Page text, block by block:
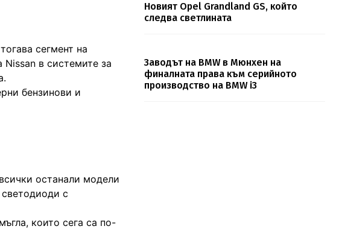
сегмент на
Nissan в системите за
бензинови и
останали модели
с
които сега са по-
Новият Opel Grandland GS, който
следва светлината
Заводът на BMW в Мюнхен на
финалната права към серийното
производство на BMW i3